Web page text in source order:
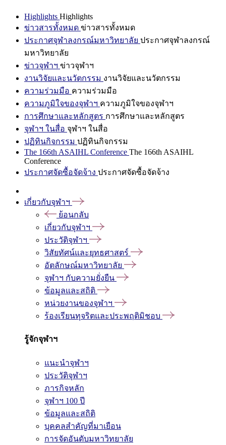
Highlights Highlights
ข่าวสารทั้งหมด ข่าวสารทั้งหมด
ประกาศจุฬาลงกรณ์มหาวิทยาลัย ประกาศจุฬาลงกรณ์
มหาวิทยาลัย
ข่าวจุฬาฯ ข่าวจุฬาฯ
งานวิจัยและนวัตกรรม งานวิจัยและนวัตกรรม
ความร่วมมือ ความร่วมมือ
ความภูมิใจของจุฬาฯ ความภูมิใจของจุฬาฯ
การศึกษาและหลักสูตร การศึกษาและหลักสูตร
จุฬาฯ ในสื่อ จุฬาฯ ในสื่อ
ปฏิทินกิจกรรม ปฏิทินกิจกรรม
The 166th ASAIHL Conference The 166th ASAIHL
Conference
ประกาศจัดซื้อจัดจ้าง ประกาศจัดซื้อจัดจ้าง
เกี่ยวกับจุฬาฯ
ย้อนกลับ
เกี่ยวกับจุฬาฯ
ประวัติจุฬาฯ
วิสัยทัศน์และยุทธศาสตร์
อัตลักษณ์มหาวิทยาลัย
จุฬาฯ กับความยั่งยืน
ข้อมูลและสถิติ
หน่วยงานของจุฬาฯ
ร้องเรียนทุจริตและประพฤติมิชอบ
รู้จักจุฬาฯ
แนะนำจุฬาฯ
ประวัติจุฬาฯ
ภารกิจหลัก
จุฬาฯ 100 ปี
ข้อมูลและสถิติ
บุคคลสำคัญที่มาเยือน
การจัดอันดับมหาวิทยาลัย